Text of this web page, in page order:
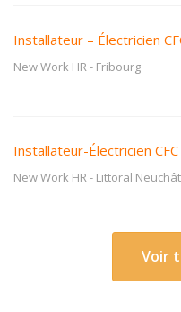
Installateur – Électricien
New Work HR- Fribourg
Installateur-Électricien
New Work HR- Littoral
Voir